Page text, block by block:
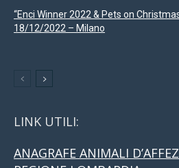
“Enci Winner 2022 & Pets on
18/12/2022 – Milano
LINK UTILI:
ANAGRAFE ANIMALI